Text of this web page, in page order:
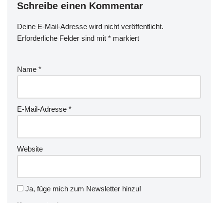
Schreibe einen Kommentar
Deine E-Mail-Adresse wird nicht veröffentlicht.
Erforderliche Felder sind mit * markiert
Name *
E-Mail-Adresse *
Website
Ja, füge mich zum Newsletter hinzu!